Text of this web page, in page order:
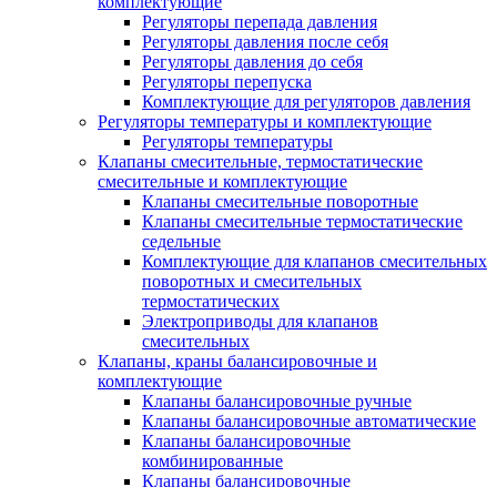
Регуляторы перепада давления
Регуляторы давления после себя
Регуляторы давления до себя
Регуляторы перепуска
Комплектующие для регуляторов давления
Регуляторы температуры и комплектующие
Регуляторы температуры
Клапаны смесительные, термостатические
смесительные и комплектующие
Клапаны смесительные поворотные
Клапаны смесительные термостатические
седельные
Комплектующие для клапанов смесительных
поворотных и смесительных
термостатических
Электроприводы для клапанов
смесительных
Клапаны, краны балансировочные и
комплектующие
Клапаны балансировочные ручные
Клапаны балансировочные автоматические
Клапаны балансировочные
комбинированные
Клапаны балансировочные